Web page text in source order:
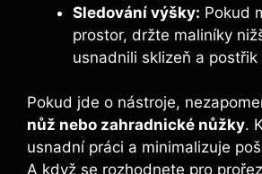
Sledování výšky: Pokud
prostor, držte maliníky
usnadnili sklizeň‌ a
Pokud jde⁤ o nástroje,‍
nůž nebo zahradnické nůžky.
usnadní práci a minimalizuje
A když se rozhodnete pro